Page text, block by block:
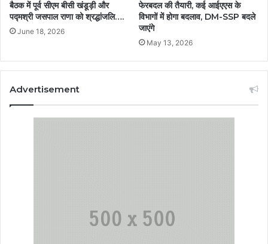
बैठक में पूर्व सीएम बीसी खंडूड़ी और
पद्मश्री जसपाल राणा को श्रद्धांजलि….
June 18, 2026
फेरबदल की तैयारी, कई आईएएस के
विभागों में होगा बदलाव, DM-SSP बदले
जाएंगे
May 13, 2026
Advertisement